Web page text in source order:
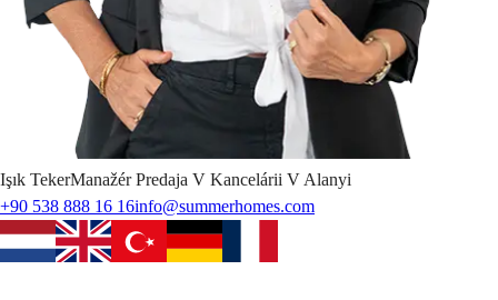
Işık TekerManažér Predaja V Kancelárii V Alanyi
+90 538 888 16 16info@summerhomes.com